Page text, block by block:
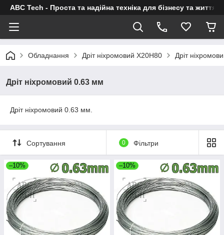
ABC Tech - Проста та надійна техніка для бізнесу та життя
Обладнання Дріт ніхромовий Х20Н80 Дріт
Дріт ніхромовий 0.63 мм
Дріт ніхромовий 0.63 мм.
Сортування 0 Фільтри
–10% –10%